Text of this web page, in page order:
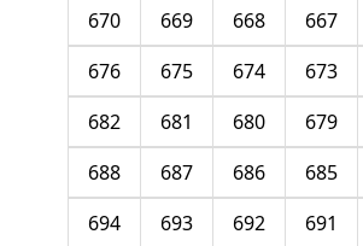
667
668
669
670
673
674
675
676
679
680
681
682
685
686
687
688
691
692
693
694